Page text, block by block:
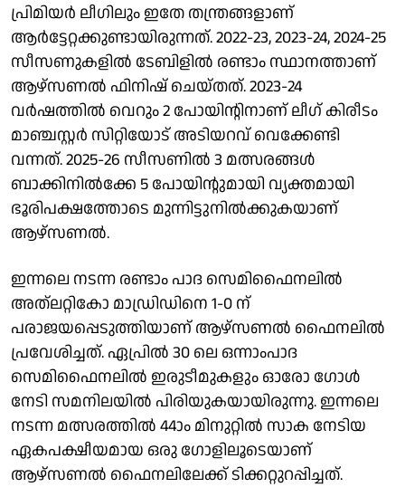
പ്രിമിയർ ലീ​ഗിലും ഇതേ തന്ത്രങ്ങളാണ്
ആർട്ടേറ്റക്കുണ്ടായിരുന്നത്. 2022-23, 2023-24, 2024-25
സീസണുകളിൽ ടേബിളിൽ രണ്ടാം സ്ഥാനത്താണ്
ആഴ്സണൽ ഫിനിഷ് ചെയ്തത്. 2023-24
വർഷത്തിൽ വെറും 2 പോയിന്റിനാണ് ലീ​ഗ് കിരീടം
മാഞ്ചസ്റ്റർ സിറ്റിയോട് അടിയറവ് വെക്കേണ്ടി
വന്നത്. 2025-26 സീസണിൽ 3 മത്സരങ്ങൾ
ബാക്കിനിൽക്കേ 5 പോയിന്റുമായി വ്യക്തമായി
ഭൂരിപക്ഷത്തോടെ മുന്നിട്ടുനിൽക്കുകയാണ്
ആഴ്സണൽ.
ഇന്നലെ നടന്ന രണ്ടാം പാദ സെമിഫൈനലിൽ
അത്ലറ്റികോ മാഡ്രിഡിനെ 1-0 ​ന്
പരാജയപ്പെടുത്തിയാണ് ആഴ്സണൽ ഫൈനലിൽ
പ്രവേശിച്ചത്. ഏപ്രിൽ 30 ലെ ഒന്നാംപാദ
സെമിഫൈനലിൽ ഇരുടീമുകളും ഓരോ ​ഗോൾ
നേടി സമനിലയിൽ പിരിയുകയായിരുന്നു. ഇന്നലെ
നടന്ന മത്സരത്തിൽ 44ാം മിനുറ്റിൽ സാക നേടിയ
ഏകപക്ഷീയമായ ഒരു ​ഗോളിലൂടെയാണ്
ആഴ്സണൽ ഫൈനലിലേക്ക് ടിക്കറ്റുറപ്പിച്ചത്.